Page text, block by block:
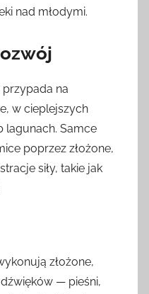
nad młodymi.
na
w cieplejszych
lagunach. Samce
poprzez złożone,
siły, takie jak
złożone,
— pieśni,